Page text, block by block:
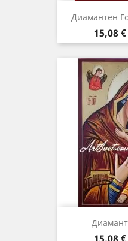
Диамантен
Цена
15,08
Цена